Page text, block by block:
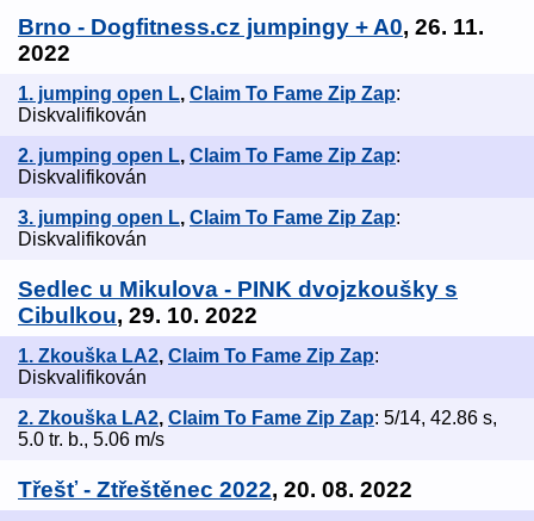
Brno - Dogfitness.cz jumpingy + A0, 26. 11.
2022
1. jumping open L, Claim To Fame Zip Zap:
Diskvalifikován
2. jumping open L, Claim To Fame Zip Zap:
Diskvalifikován
3. jumping open L, Claim To Fame Zip Zap:
Diskvalifikován
Sedlec u Mikulova - PINK dvojzkoušky s
Cibulkou, 29. 10. 2022
1. Zkouška LA2, Claim To Fame Zip Zap:
Diskvalifikován
2. Zkouška LA2, Claim To Fame Zip Zap: 5/14, 42.86 s,
5.0 tr. b., 5.06 m/s
Třešť - Ztřeštěnec 2022, 20. 08. 2022